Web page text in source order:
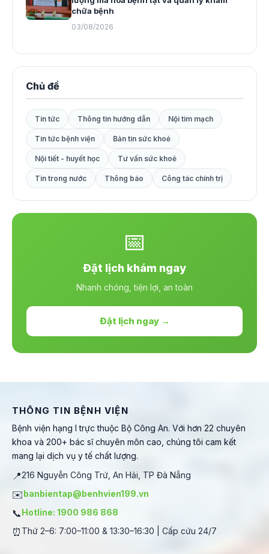
chữa bệnh
03/08/2026
Chủ đề
Tin tức Thông tin hướng dẫn Nội tim mạch
Tin tức bệnh viện Bản tin sức khoẻ
Nội tiết - huyết học Tư vấn sức khoẻ
Tin trong nước Thông báo Công tác chính trị
📅
Đặt lịch khám ngay
Nhanh chóng, tiện lợi, an toàn
Đặt lịch ngay →
THÔNG TIN BỆNH VIỆN
Bệnh viện hạng I trực thuộc Bộ Công An. Với hơn 22 chuyên
khoa và 200+ bác sĩ chuyên môn cao, chúng tôi cam kết
mang lại dịch vụ y tế chất lượng.
📍216 Nguyễn Công Trứ, An Hải, TP Đà Nẵng
✉️banbientap@benhvien199.vn
📞Hotline: 1900 986 868
⏰ Thứ 2–6: 7:00–11:00 & 13:30–16:30 | Cấp cứu 24/7